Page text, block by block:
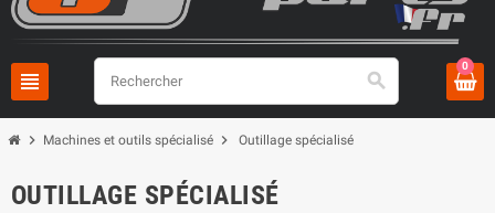
view_headline search
0
chevron_right Machines et outils spécialisé chevron_right Outillage spécialisé
OUTILLAGE SPÉCIALISÉ